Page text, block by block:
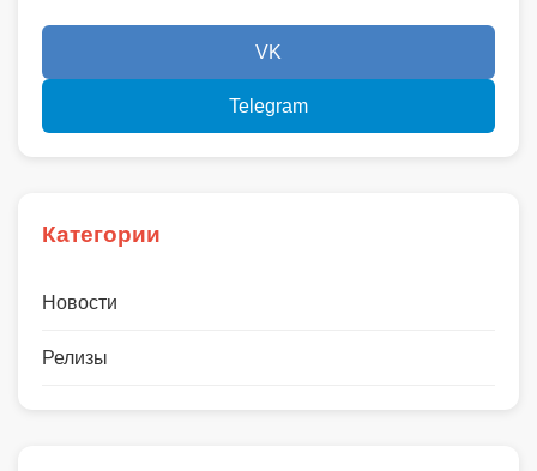
VK
Telegram
Категории
Новости
Релизы